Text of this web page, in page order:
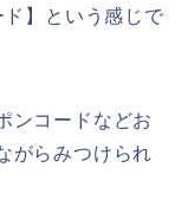
】という感じで
ンコードなどお
がらみつけられ